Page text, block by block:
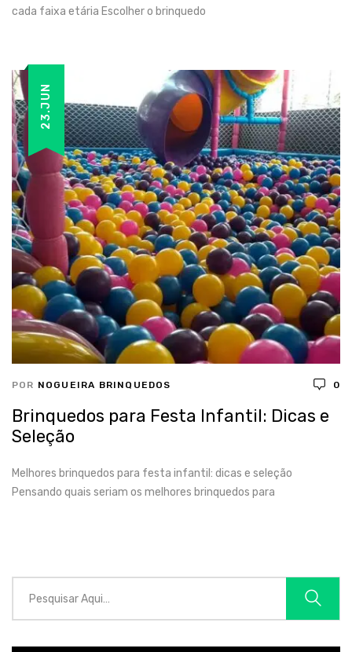
cada faixa etária Escolher o brinquedo
23.JUN
POR NOGUEIRA BRINQUEDOS 0
Brinquedos para Festa Infantil: Dicas e
Seleção
Melhores brinquedos para festa infantil: dicas e seleção
Pensando quais seriam os melhores brinquedos para